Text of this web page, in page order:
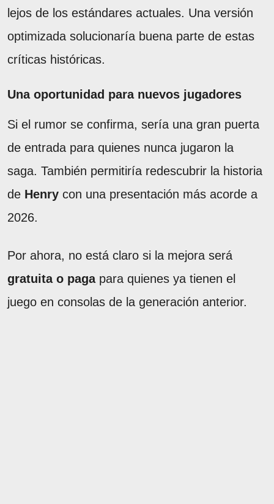
lejos de los estándares actuales. Una versión
optimizada solucionaría buena parte de estas
críticas históricas.
Una oportunidad para nuevos jugadores
Si el rumor se confirma, sería una gran puerta
de entrada para quienes nunca jugaron la
saga. También permitiría redescubrir la historia
de Henry con una presentación más acorde a
2026.
Por ahora, no está claro si la mejora será
gratuita o pagapara quienes ya tienen el
juego en consolas de la generación anterior.